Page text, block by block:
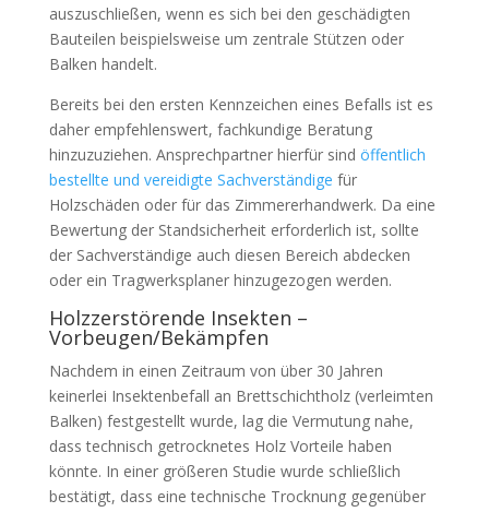
auszuschließen, wenn es sich bei den geschädigten
Bauteilen beispielsweise um zentrale Stützen oder
Balken handelt.
Bereits bei den ersten Kennzeichen eines Befalls ist es
daher empfehlenswert, fachkundige Beratung
hinzuzuziehen. Ansprechpartner hierfür sind öffentlich
bestellte und vereidigte Sachverständige für
Holzschäden oder für das Zimmererhandwerk. Da eine
Bewertung der Standsicherheit erforderlich ist, sollte
der Sachverständige auch diesen Bereich abdecken
oder ein Tragwerksplaner hinzugezogen werden.
Holzzerstörende Insekten –
Vorbeugen/Bekämpfen
Nachdem in einen Zeitraum von über 30 Jahren
keinerlei Insektenbefall an Brettschichtholz (verleimten
Balken) festgestellt wurde, lag die Vermutung nahe,
dass technisch getrocknetes Holz Vorteile haben
könnte. In einer größeren Studie wurde schließlich
bestätigt, dass eine technische Trocknung gegenüber